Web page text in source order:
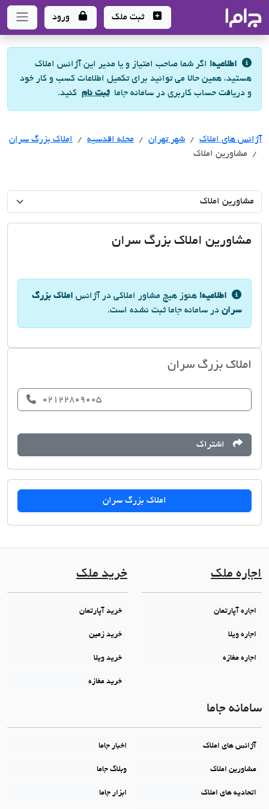
- سامانه جامع املاک و مشاورین املاک
ثبت ملک ورود
اطلاعیه! اگر شما صاحب امتیاز و یا مدیر این آژانس املاک
هستید، همین حالا می توانید برای تکمیل اطلاعات کسب و کار خود
و دریافت حساب کاربری در سامانه جاماثبت نام کنید.
آژانس های املاک آژانس های املاک
شهر تهران آژانس های املاک
محله اقدسیه
املاک بزرگ سران
مشاورین املاک
مشاورین املاک بزرگ سران
اطلاعیه! هنوز هیچ مشاور املاکی در آژانس املاک بزرگ
سران در سامانه جاما ثبت نشده است.
املاک بزرگ سران
02122809005
اشتراک
املاک بزرگ سران
اجاره ملک
اجاره آپارتمان
اجاره ویلا
اجاره مغازه
خرید ملک
خرید آپارتمان
خرید زمین
خرید ویلا
خرید مغازه
سامانه جاما
آژانس های املاک اخبار جاما
مشاورین املاک وبلاگ جاما
اتحادیه های املاک ابزار جاما